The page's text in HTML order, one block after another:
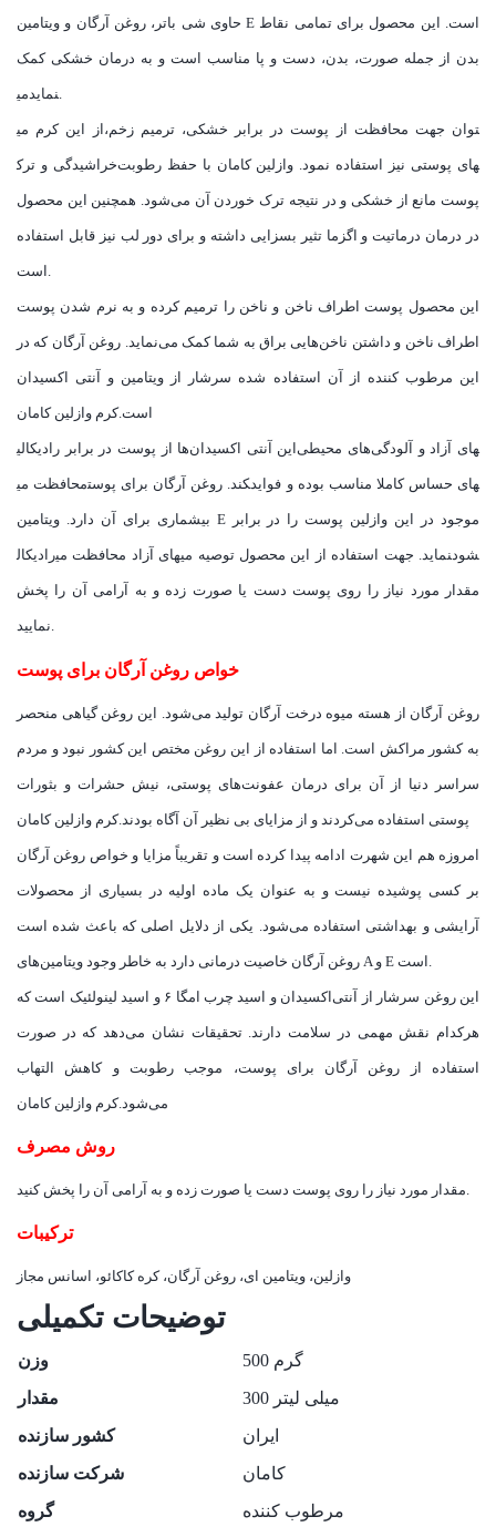
حاوی شی باتر، روغن آرگان و ویتامین E است. این محصول برای تمامی نقاط
بدن از جمله صورت، بدن، دست و پا مناسب است و به درمان خشکی کمک
می‎نماید.
از این کرم می‎توان جهت محافظت از پوست در برابر خشکی، ترمیم زخم،
خراشیدگی و ترک‎های پوستی نیز استفاده نمود. وازلین کامان با حفظ رطوبت
پوست مانع از خشکی و در نتیجه ترک خوردن آن می‌شود. همچنین این محصول
در درمان درماتیت و اگزما تثیر بسزایی داشته و برای دور لب نیز قابل استفاده
است.
این محصول پوست اطراف ناخن و ناخن را ترمیم کرده و به نرم شدن پوست
اطراف ناخن و داشتن ناخن‌هایی براق به شما کمک می‌نماید. روغن آرگان که در
این مرطوب کننده از آن استفاده شده سرشار از ویتامین و آنتی اکسیدان
است.کرم وازلین کامان
این آنتی اکسیدان‌ها از پوست در برابر رادیکالی‎های آزاد و آلودگی‌های محیطی
محافظت می‎کند. روغن آرگان برای پوست‎های حساس کاملا مناسب بوده و فواید
بیشماری برای آن دارد. ویتامین E موجود در این وازلین پوست را در برابر
رادیکال‎های آزاد محافظت می‎نماید. جهت استفاده از این محصول توصیه می‎شود
مقدار مورد نیاز را روی پوست دست یا صورت زده و به آرامی آن را پخش
نمایید.
خواص روغن آرگان برای پوست
روغن آرگان از هسته میوه درخت آرگان تولید می‌شود. این روغن گیاهی منحصر
به کشور مراکش است. اما استفاده از این روغن مختص این کشور نبود و مردم
سراسر دنیا از آن برای درمان عفونت‌های پوستی، نیش حشرات و بثورات
پوستی استفاده می‌کردند و از مزایای بی نظیر آن آگاه بودند.کرم وازلین کامان
امروزه هم این شهرت ادامه پیدا کرده است و تقریباً مزایا و خواص روغن آرگان
بر کسی پوشیده نیست و به عنوان یک ماده اولیه در بسیاری از محصولات
آرایشی و بهداشتی استفاده می‌شود. یکی از دلایل اصلی که باعث شده است
روغن آرگان خاصیت درمانی دارد به خاطر وجود ویتامین‌های A و E است.
این روغن سرشار از آنتی‌اکسیدان و اسید چرب امگا ۶ و اسید لینولئیک است که
هرکدام نقش مهمی در سلامت دارند. تحقیقات نشان می‌دهد که در صورت
استفاده از روغن آرگان برای پوست، موجب رطوبت و کاهش التهاب
می‌شود.کرم وازلین کامان
روش مصرف
مقدار مورد نیاز را روی پوست دست یا صورت زده و به آرامی آن را پخش کنید.
ترکیبات
وازلین، ویتامین ای، روغن آرگان، کره کاکائو، اسانس مجاز
توضیحات تکمیلی
وزن
500 گرم
مقدار
300 میلی لیتر
کشور سازنده
ایران
شرکت سازنده
کامان
گروه
مرطوب کننده